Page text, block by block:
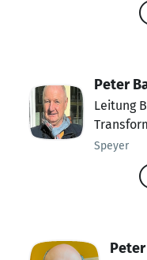
Peter
Leitung
Speyer